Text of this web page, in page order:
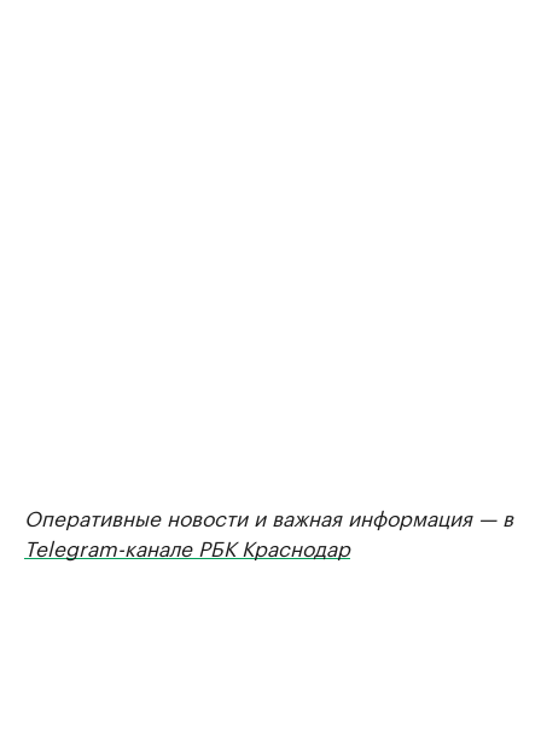
Оперативные новости и важная информация — в
Telegram-канале РБК Краснодар